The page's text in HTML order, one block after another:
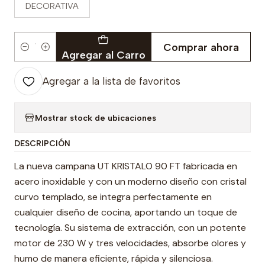
DECORATIVA
Cantidad Agregar al Carro
Comprar ahora
Agregar a la lista de favoritos
Mostrar stock de ubicaciones
DESCRIPCIÓN
La nueva campana UT KRISTALO 90 FT fabricada en
acero inoxidable y con un moderno diseño con cristal
curvo templado, se integra perfectamente en
cualquier diseño de cocina, aportando un toque de
tecnología. Su sistema de extracción, con un potente
motor de 230 W y tres velocidades, absorbe olores y
humo de manera eficiente, rápida y silenciosa.